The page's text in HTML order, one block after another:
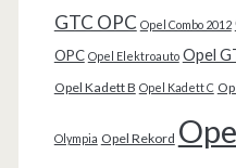
GTC OPC Opel Combo 2012
OPC Opel Elektroauto Opel
Opel Kadett B Opel Kadett C
Olympia Opel Rekord